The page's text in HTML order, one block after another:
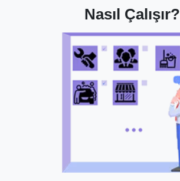
Nasıl Çalışır?